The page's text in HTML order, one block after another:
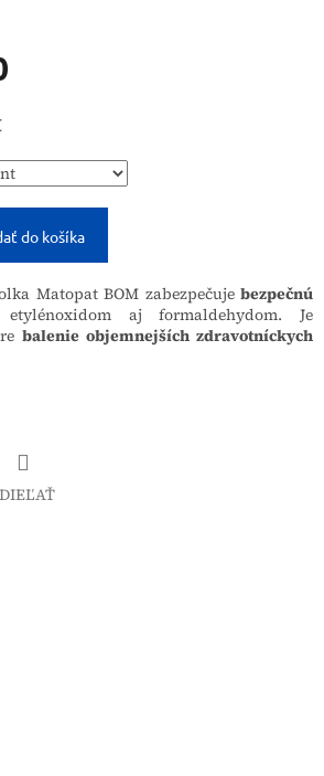
do košíka
Matopat BOM zabezpečuje bezpečnú
aj formaldehydom. Je
balenie objemnejších zdravotníckych